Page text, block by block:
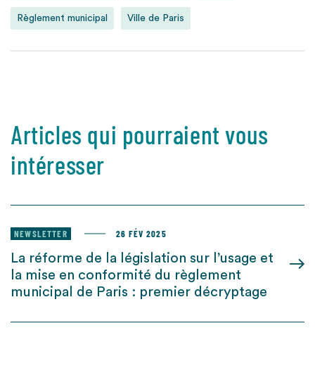
Règlement municipal Ville de Paris
Articles qui pourraient vous
intéresser
NEWSLETTER 26 FÉV 2025
La réforme de la législation sur l’usage et
la mise en conformité du règlement
municipal de Paris : premier décryptage